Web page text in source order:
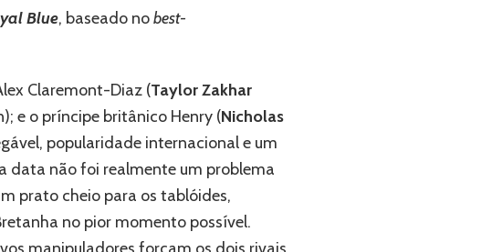
Blue, baseado nobest-
Claremont-Diaz (Taylor Zakhar
e o príncipe britânico Henry (Nicholas
popularidade internacional e um
data não foi realmente um problema
prato cheio para os tablóides,
no pior momento possível.